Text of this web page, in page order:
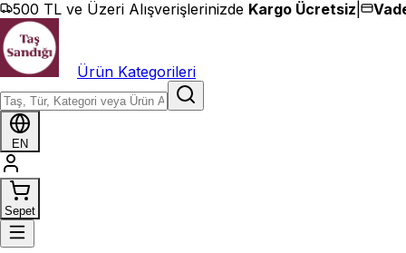
İçeriğe geç
500 TL ve Üzeri Alışverişlerinizde Kargo Ücretsiz
Ürün Kategorileri
EN
Sepet